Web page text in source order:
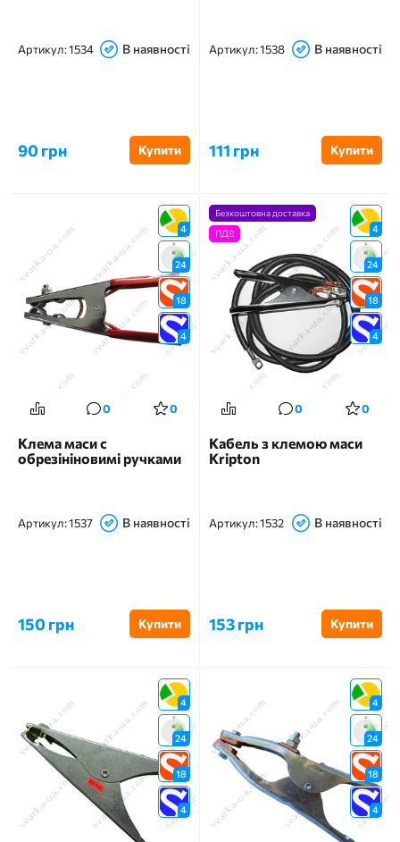
Артикул:1534 В наявності
90 грн Купити
Артикул:1538 В наявності
111 грн Купити
4
24
18
4
0 0
Клема маси c
обрезініновимі ручками
Артикул:1537 В наявності
150 грн Купити
4
24
18
4
Безкоштовна доставка
ПДВ
0 0
Кабель з клемою маси
Kripton
Артикул:1532 В наявності
153 грн Купити
4
24
18
4
4
24
18
4